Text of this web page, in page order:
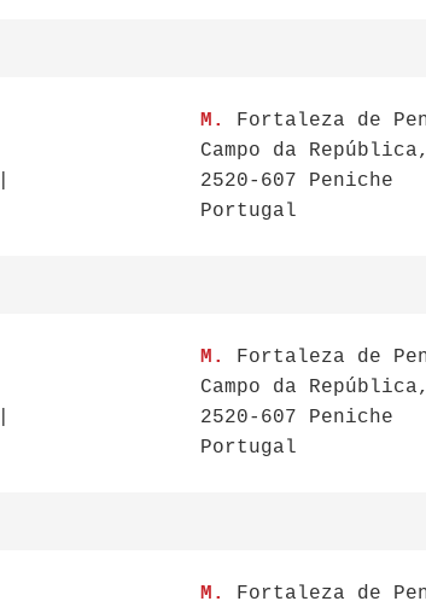
M.
Fortaleza de
Campo da
2520-607 Peniche
Portugal
M.
Fortaleza de
Campo da
2520-607 Peniche
Portugal
M.
Fortaleza de